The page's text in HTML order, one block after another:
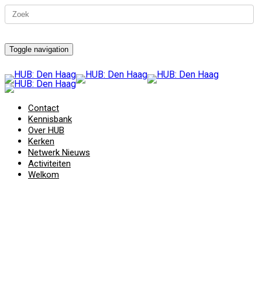
Toggle navigation
Contact
Kennisbank
Over HUB
Kerken
Netwerk Nieuws
Activiteiten
Welkom